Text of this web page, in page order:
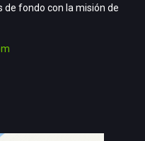
de fondo con la misión de